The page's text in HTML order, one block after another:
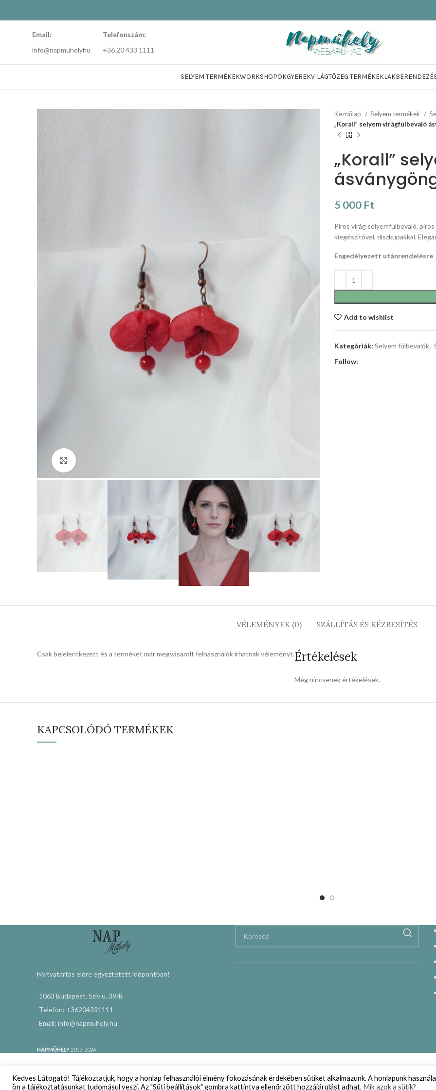
Email:
info@napmuhelyhu
Telefonszám:
+36 20 433 1111
SELYEM TERMÉKEKWORKSHOPOKGYEREKVILÁGTŐZEG TERMÉKEK
Kezdőlap Selyem termékek
„Korall” selyem virágfülbevaló
„Korall”
5 000 Ft
Piros virág selyemfülbevaló,
kiegészítővel, díszkupakkal.
Engedélyezett utánrendelésre
Add to wishlist
Kategóriák: Selyem fülbevalók,
Follow:
VÉLEMÉNYEK (0) SZÁLLÍTÁS ÉS KÉZBESÍTÉS
Értékelések
Még nincsenek értékelések.
Csak bejelentkezett és a terméket már megvásárolt felhasználók írhatnak véleményt.
KAPCSOLÓDÓ TERMÉKEK
Nyitvatartás előre egyeztetett időpontban!
1063 Budapest, Szív u. 39/B
Telefon: +36204331111
Email: info@napmuhely.hu
NAPMŰHELY 2015-2024
Kedves Látogató! Tájékoztatjuk, hogy a honlap felhasználói élmény fokozásának érdekében sütiket alkalmazunk. A honlapunk
ön a tájékoztatásunkat tudomásul veszi. Az "Süti beállítások" gombra kattintva ellenőrzött hozzájárulást adhat. Mik azok a sütik?